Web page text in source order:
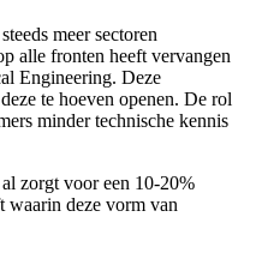
meer sectoren
alle fronten heeft vervangen
Engineering. Deze
te hoeven openen. De rol
minder technische kennis
zorgt voor een 10-20%
waarin deze vorm van